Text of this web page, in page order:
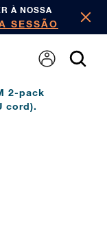
À NOSSA
SESSÃO
2-pack
cord).